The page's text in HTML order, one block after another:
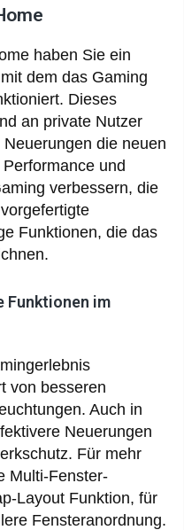
haben Sie ein
dem das Gaming
Dieses
an private Nutzer
die neuen
und
verbessern, die
Funktionen, die das
Funktionen im
von besseren
Auch in
Neuerungen
Für mehr
Multi-Fenster-
Layout Funktion, für
Fensteranordnung.